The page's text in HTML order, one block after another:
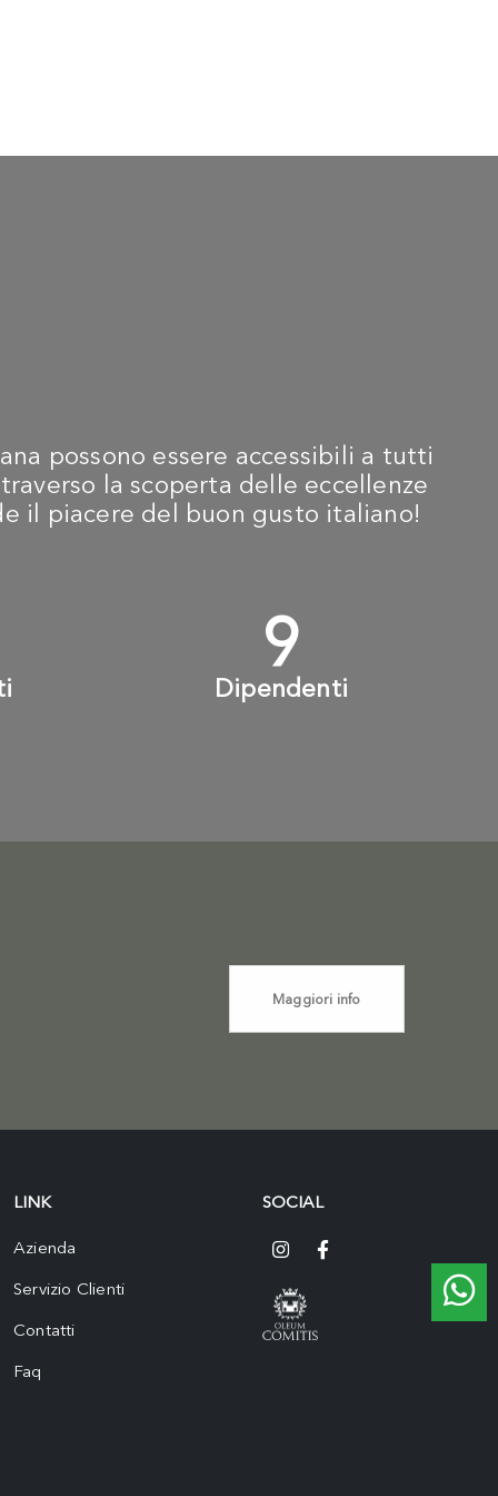
possono essere accessibili a tutti
la scoperta delle eccellenze
il piacere del buon gusto italiano!
10+
Dipendenti
Maggiori info
LINK
Azienda
Servizio Clienti
Contatti
Faq
SOCIAL